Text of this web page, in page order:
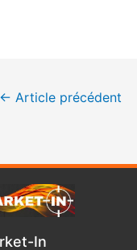
← Article précédent
In